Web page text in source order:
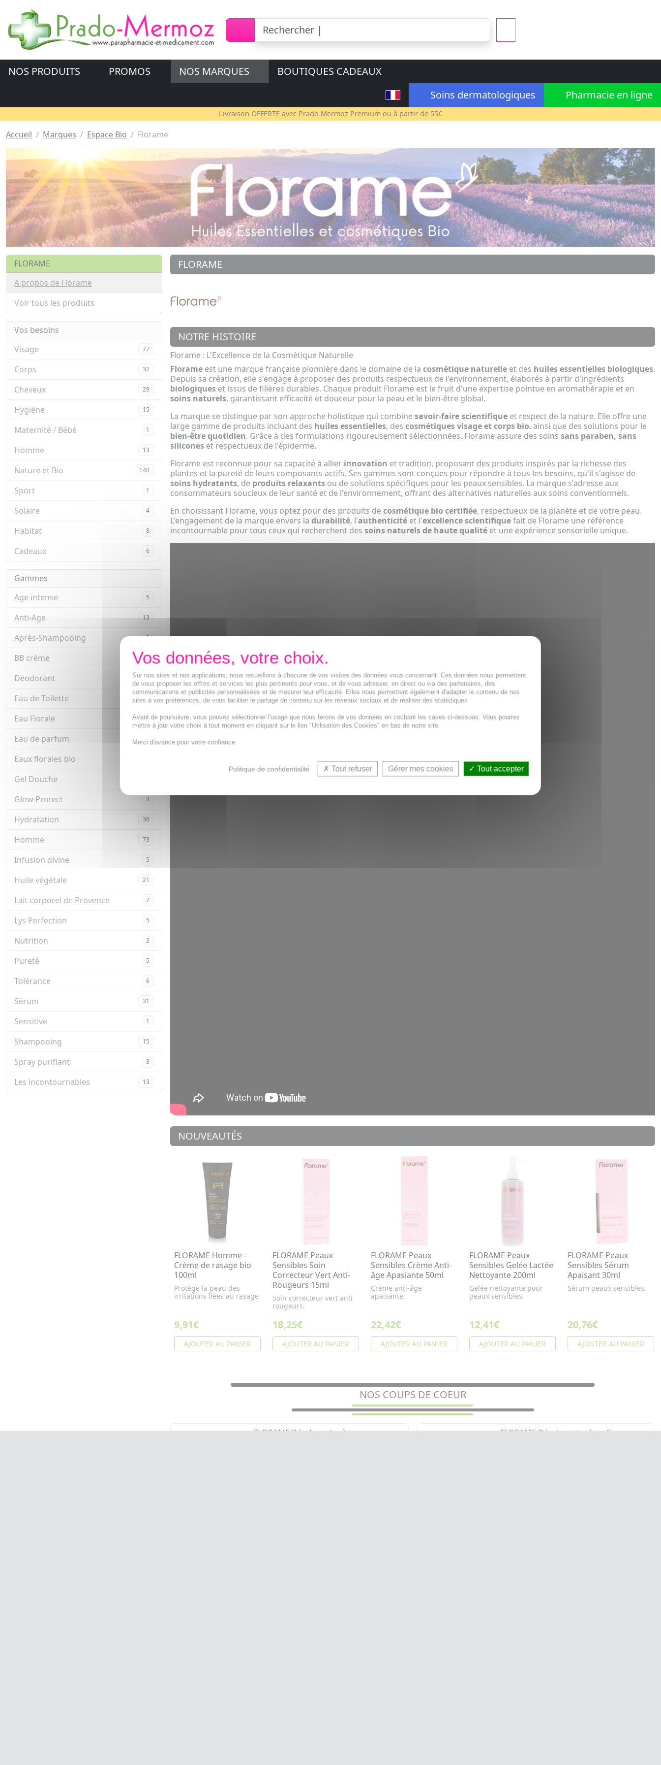
NOS PRODUITS PROMOS NOS MARQUES
BOUTIQUES CADEAUX
Soins dermatologiques
Pharmacie en ligne
Livraison OFFERTE avec Prado Mermoz Premium ou à partir de 55€
Accueil Marques Espace Bio Florame
FLORAME
A propos de Florame
Voir tous les produits
Vos besoins
Visage
77
Corps 32
Cheveux 29
Hygiène 15
Maternité / Bébé 1
Homme 13
Nature et Bio 140
Sport 1
Solaire 4
Habitat 8
Cadeaux 6
Gammes
Age intense
5
Anti-Age 13
Après-Shampooing 2
BB crème 3
Déodorant 9
Eau de Toilette 5
Eau Florale 13
Eau de parfum 20
Eaux florales bio
Gel Douche
Glow Protect 3
Hydratation 36
Homme 73
Infusion divine 5
Huile végétale 21
Lait corporel de Provence 2
Lys Perfection 5
Nutrition 2
Pureté 5
Tolérance 6
Sérum 31
Sensitive 1
Shampooing 15
Spray purifiant 3
Les incontournables 13
FLORAME
NOTRE HISTOIRE
Florame : L'Excellence de la Cosmétique Naturelle
Florame est une marque française pionnière dans le domaine de la cosmétique naturelle et des huiles essentielles biologiques.
Depuis sa création, elle s'engage à proposer des produits respectueux de l'environnement, élaborés à partir d'ingrédients
biologiques et issus de filières durables. Chaque produit Florame est le fruit d'une expertise pointue en aromathérapie et en
soins naturels, garantissant efficacité et douceur pour la peau et le bien-être global.
La marque se distingue par son approche holistique qui combine savoir-faire scientifique et respect de la nature. Elle offre une
large gamme de produits incluant des huiles essentielles, des cosmétiques visage et corps bio, ainsi que des solutions pour le
bien-être quotidien. Grâce à des formulations rigoureusement sélectionnées, Florame assure des soins sans paraben, sans
silicones et respectueux de l'épiderme.
Florame est reconnue pour sa capacité à allier innovation et tradition, proposant des produits inspirés par la richesse des
plantes et la pureté de leurs composants actifs. Ses gammes sont conçues pour répondre à tous les besoins, qu'il s'agisse de
soins hydratants, de produits relaxants ou de solutions spécifiques pour les peaux sensibles. La marque s'adresse aux
consommateurs soucieux de leur santé et de l'environnement, offrant des alternatives naturelles aux soins conventionnels.
En choisissant Florame, vous optez pour des produits de cosmétique bio certifiée, respectueux de la planète et de votre peau.
L'engagement de la marque envers la durabilité, l'authenticité et l'excellence scientifiquefait de Florame une référence
incontournable pour tous ceux qui recherchent des soins naturels de haute qualité et une expérience sensorielle unique.
NOUVEAUTÉS
FLORAME Homme -
Crème de rasage bio
100ml
Protège la peau des
irritations liées au rasage
9,91€
AJOUTER AU PANIER
FLORAME Peaux
Sensibles Soin
Correcteur Vert Anti-
Rougeurs 15ml
Soin correcteur vert anti
rougeurs.
18,25€
AJOUTER AU PANIER
FLORAME Peaux
Sensibles Crème Anti-
âge Apasiante 50ml
Crème anti-âge
apaisante.
22,42€
AJOUTER AU PANIER
FLORAME Peaux
Sensibles Gelée Lactée
Nettoyante 200ml
Gelée nettoyante pour
peaux sensibles.
12,41€
AJOUTER AU PANIER
FLORAME Peaux
Sensibles Sérum
Apaisant 30ml
Sérum peaux sensibles.
20,76€
AJOUTER AU PANIER
NOS COUPS DE COEUR
FLORAME Déodorant crème
FLORAME Déodorant crème fleur
Sur nos sites et nos applications, nous recueillons à chacune de vos visites des données vous concernant. Ces données nous permettent
de vous proposer les offres et services les plus pertinents pour vous, et de vous adresser, en direct ou via des partenaires, des
communications et publicités personnalisées et de mesurer leur efficacité. Elles nous permettent également d'adapter le contenu de nos
sites à vos préférences, de vous faciliter le partage de contenu sur les réseaux sociaux et de réaliser des statistiques
Avant de poursuivre, vous pouvez sélectionner l'usage que nous ferons de vos données en cochant les cases ci-dessous. Vous pourrez
mettre à jour votre choix à tout moment en cliquant sur le lien "Utilisation des Cookies" en bas de notre site.
Merci d'avance pour votre confiance.
Politique de confidentialité Tout refuser Gérer mes cookies Tout accepter